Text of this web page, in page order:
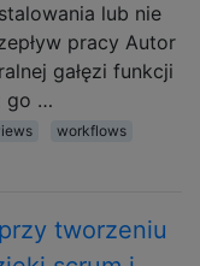
lub nie
pracy Autor
gałęzi funkcji
go …
workflows
tworzeniu